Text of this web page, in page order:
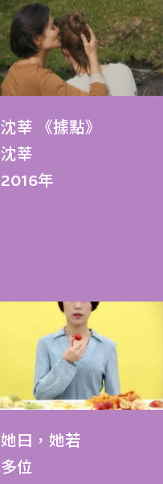
沈莘 《據點》
沈莘
2016年
她曰，她若
多位